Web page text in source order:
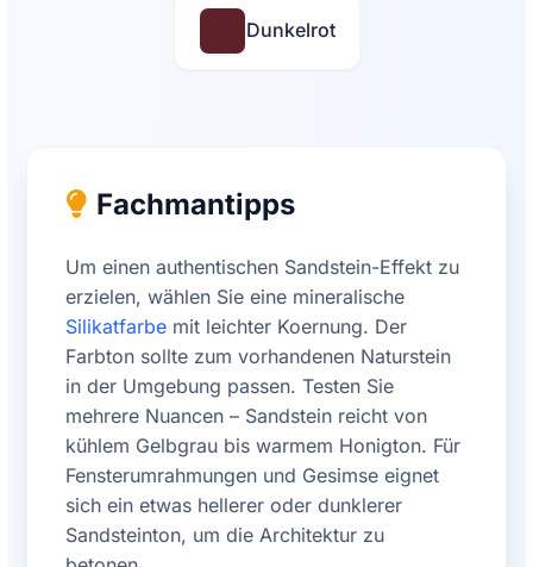
Dunkelrot
Fachmantipps
Um einen authentischen Sandstein-Effekt zu
erzielen, wählen Sie eine mineralische
Silikatfarbe mit leichter Koernung. Der
Farbton sollte zum vorhandenen Naturstein
in der Umgebung passen. Testen Sie
mehrere Nuancen – Sandstein reicht von
kühlem Gelbgrau bis warmem Honigton. Für
Fensterumrahmungen und Gesimse eignet
sich ein etwas hellerer oder dunklerer
Sandsteinton, um die Architektur zu